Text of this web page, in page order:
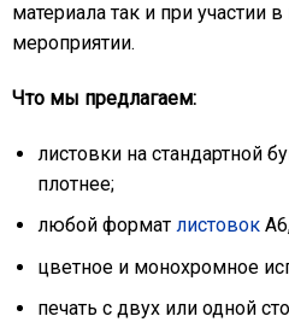
материала так и при участии в
мероприятии.
Что мы предлагаем:
листовки на стандартной
плотнее;
любой формат листовок
цветное и монохромное
печать с двух или одной